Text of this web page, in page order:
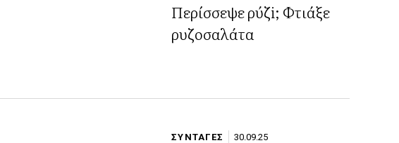
Περίσσεψε ρύζi; Φτιάξε
ρυζοσαλάτα
ΣΥΝΤΑΓΕΣ 30.09.25